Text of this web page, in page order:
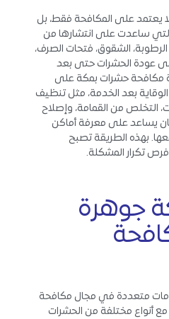
يعتمد على المكافحة فقط، بل
ساعدت على انتشارها من
الرطوبة، الشقوق، فتحات الصرف،
عودة الحشرات حتى بعد
مكافحة حشرات بمكة على
بعد الخدمة، مثل تنظيف
التخلص من القمامة، وإصلاح
يساعد على معرفة أماكن
بهذه الطريقة تصبح
تكرار المشكلة.
جوهرة
متعددة في مجال مكافحة
أنواع مختلفة من الحشرات